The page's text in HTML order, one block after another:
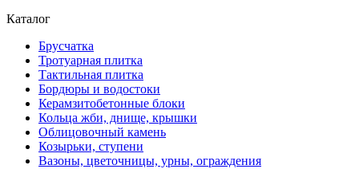
Каталог
Брусчатка
Тротуарная плитка
Тактильная плитка
Бордюры и водостоки
Керамзитобетонные блоки
Кольца жби, днище, крышки
Облицовочный камень
Козырьки, ступени
Вазоны, цветочницы, урны, ограждения